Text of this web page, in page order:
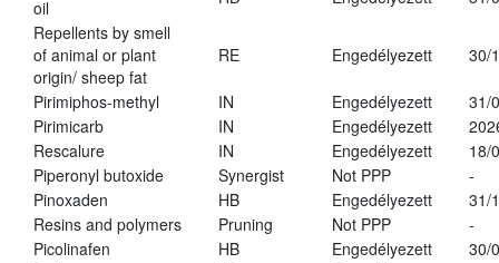
oil
Repellents by smell
of animal or plant
origin/ sheep fat
RE Engedélyezett 30/
Pirimiphos-methyl IN Engedélyezett
31/
Pirimicarb
IN Engedélyezett
Rescalure
IN Engedélyezett
18/
Piperonyl butoxide
Synergist Not PPP
-
Pinoxaden
HB Engedélyezett
31/
Resins and polymers
Pruning Not PPP
-
Picolinafen
HB Engedélyezett
30/